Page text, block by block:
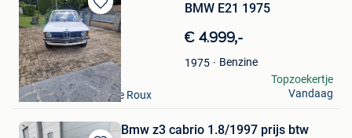
Bewaren
in
Mijn
Favorieten
BMW E21 1975
€ 4.999,-
1975
Benzine
Thierry
Courcelles + Partie De Roux
Topzoekertje
Vandaag
Bmw z3 cabrio 1.8/1997 prijs btw